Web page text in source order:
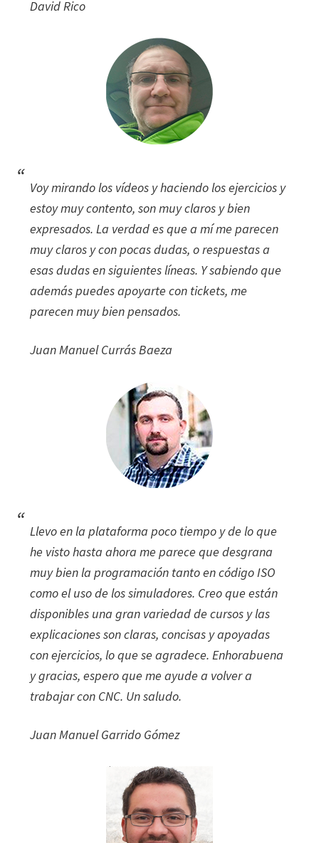
David Rico
Voy mirando los vídeos y haciendo los ejercicios y
estoy muy contento, son muy claros y bien
expresados. La verdad es que a mí me parecen
muy claros y con pocas dudas, o respuestas a
esas dudas en siguientes líneas. Y sabiendo que
además puedes apoyarte con tickets, me
parecen muy bien pensados.
Juan Manuel Currás Baeza
Llevo en la plataforma poco tiempo y de lo que
he visto hasta ahora me parece que desgrana
muy bien la programación tanto en código ISO
como el uso de los simuladores. Creo que están
disponibles una gran variedad de cursos y las
explicaciones son claras, concisas y apoyadas
con ejercicios, lo que se agradece. Enhorabuena
y gracias, espero que me ayude a volver a
trabajar con CNC. Un saludo.
Juan Manuel Garrido Gómez